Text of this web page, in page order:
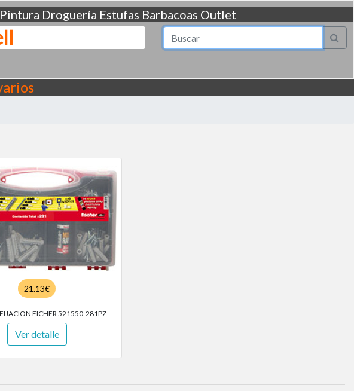
Pintura Droguería Estufas Barbacoas Outlet
21.13€
FICHER 521550-281PZ
Ver detalle